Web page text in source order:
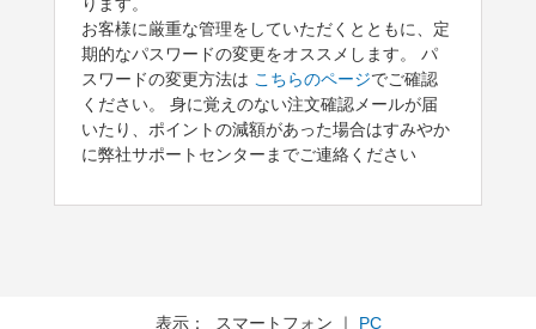
お客様に厳重な管理をしていただくとともに、定
期的なパスワードの変更をオススメします。 パ
スワードの変更方法は こちらのページでご確認
ください。 身に覚えのない注文確認メールが届
いたり、ポイントの減額があった場合はすみやか
に弊社サポートセンターまでご連絡ください
表示： スマートフォン ｜ PC